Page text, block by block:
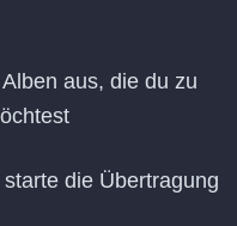
aus, die du zu
die Übertragung